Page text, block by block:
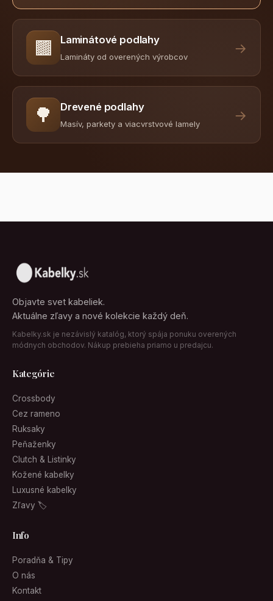
🟫 Laminátové podlahy
Lamináty od overených výrobcov
→
🌳 Drevené podlahy
Masív, parkety a viacvrstvové lamely
→
Objavte svet kabeliek.
Aktuálne zľavy a nové kolekcie každý deň.
Kabelky.sk je nezávislý katalóg, ktorý spája ponuku overených
módnych obchodov. Nákup prebieha priamo u predajcu.
Kategórie
Crossbody
Cez rameno
Ruksaky
Peňaženky
Clutch & Listinky
Kožené kabelky
Luxusné kabelky
Zľavy 🏷
Info
Poradňa & Tipy
O nás
Kontakt